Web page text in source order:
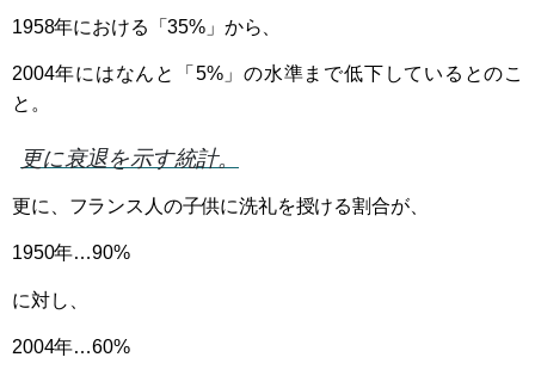
1958年における「35%」から、
2004年にはなんと「5%」の水準まで低下しているとのこ
と。
更に衰退を示す統計。
更に、フランス人の子供に洗礼を授ける割合が、
1950年…90%
に対し、
2004年…60%